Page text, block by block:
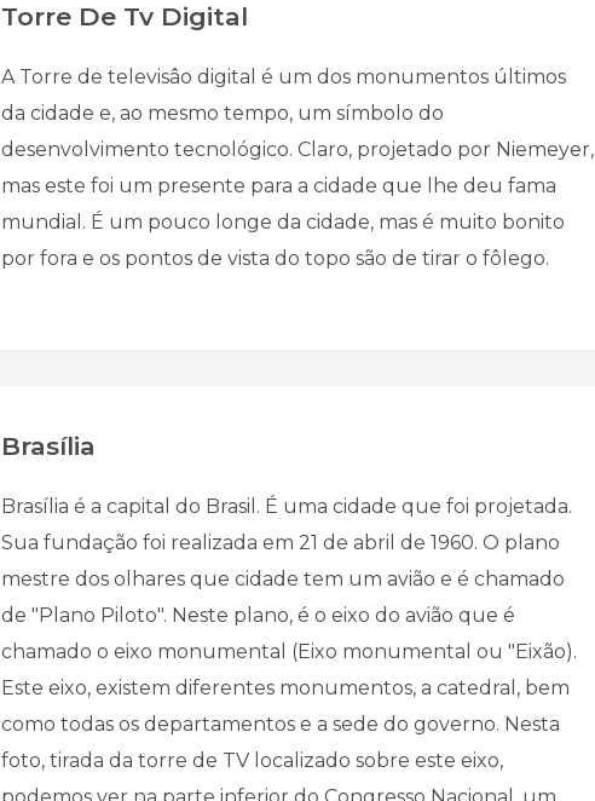
Torre De Tv Digital
A Torre de televisâo digital é um dos monumentos últimos
da cidade e, ao mesmo tempo, um símbolo do
desenvolvimento tecnológico. Claro, projetado por Niemeyer,
mas este foi um presente para a cidade que lhe deu fama
mundial. É um pouco longe da cidade, mas é muito bonito
por fora e os pontos de vista do topo são de tirar o fôlego.
Brasília
Brasília é a capital do Brasil. É uma cidade que foi projetada.
Sua fundação foi realizada em 21 de abril de 1960. O plano
mestre dos olhares que cidade tem um avião e é chamado
de "Plano Piloto". Neste plano, é o eixo do avião que é
chamado o eixo monumental (Eixo monumental ou "Eixão).
Este eixo, existem diferentes monumentos, a catedral, bem
como todas os departamentos e a sede do governo. Nesta
foto, tirada da torre de TV localizado sobre este eixo,